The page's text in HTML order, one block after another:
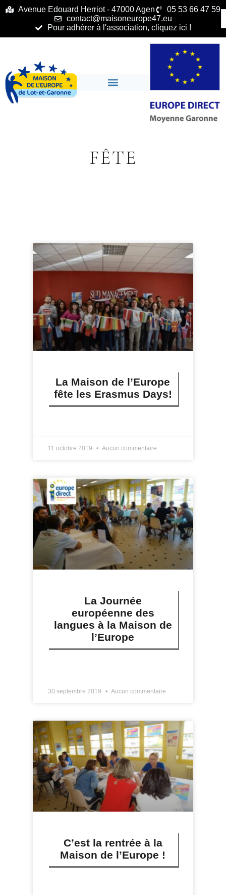
principalAvenue Edouard Herriot - 47000 Agen
05 53 66 47 59
contact@maisoneurope47.eu
Pour adhérer à l'association, cliquez ici !
FÊTE
La Maison de l’Europe
fête les Erasmus Days!
11 octobre 2019 Aucun commentaire
La Journée
européenne des
langues à la Maison de
l’Europe
30 septembre 2019 Aucun commentaire
C’est la rentrée à la
Maison de l’Europe !